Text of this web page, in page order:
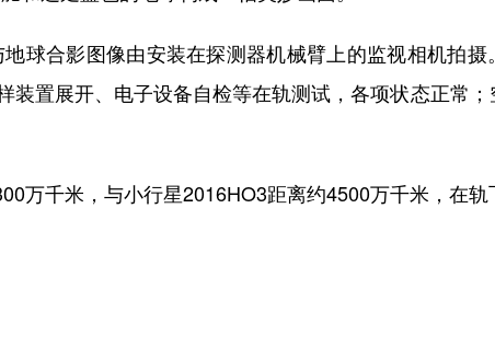
合影图像由安装在探测器机械臂上的监视相机拍摄
装置展开、电子设备自检等在轨测试，各项状态正常
千米，与小行星2016HO3距离约4500万千米，在轨